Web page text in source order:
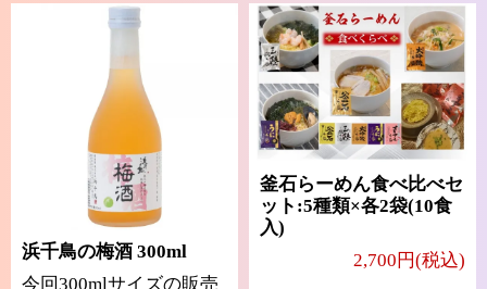
浜千鳥の梅酒 300ml
今回300mlサイズの販売
釜石らーめん食べ比べセ
ット:5種類×各2袋(10食
入)
2,700円(税込)